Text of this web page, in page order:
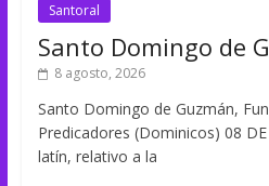
Santoral
Santo Domingo de
8 agosto, 2026
Santo Domingo de Guzmán,
Predicadores (Dominicos) 08
latín, relativo a la